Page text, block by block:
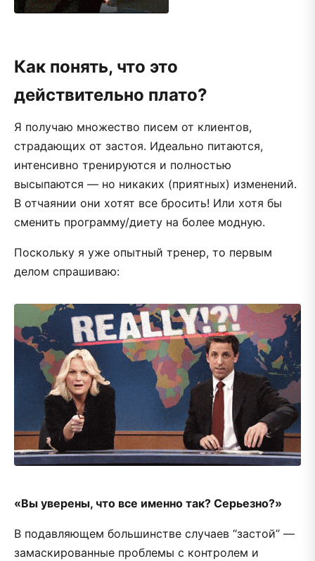
Как понять, что это
действительно плато?
Я получаю множество писем от клиентов,
страдающих от застоя. Идеально питаются,
интенсивно тренируются и полностью
высыпаются — но никаких (приятных) изменений.
В отчаянии они хотят все бросить! Или хотя бы
сменить программу/диету на более модную.
Поскольку я уже опытный тренер, то первым
делом спрашиваю:
«Вы уверены, что все именно так? Серьезно?»
В подавляющем большинстве случаев “застой” —
замаскированные проблемы с контролем и